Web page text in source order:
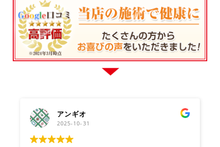
アンギオ
2025-10-31